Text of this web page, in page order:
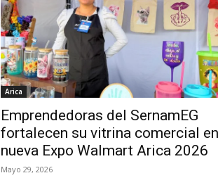
Arica
Emprendedoras del SernamEG
fortalecen su vitrina comercial en
nueva Expo Walmart Arica 2026
Mayo 29, 2026